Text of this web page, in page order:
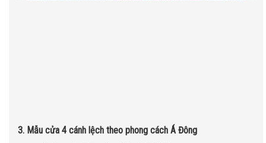
3. Mẫu cửa 4 cánh lệch theo phong cách Á Đông